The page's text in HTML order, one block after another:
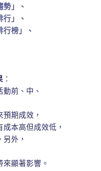
勢」、
行」、
行榜」、
：
前、中、
期成效，
本高但成效低，
外，
顯著影響。